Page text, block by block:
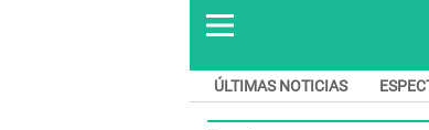
ÚLTIMAS NOTICIAS